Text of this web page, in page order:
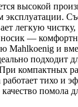
высокой
эксплуатации.
легкую
—
Mahlkoenig и
подходит
компактных
тихо и
помола